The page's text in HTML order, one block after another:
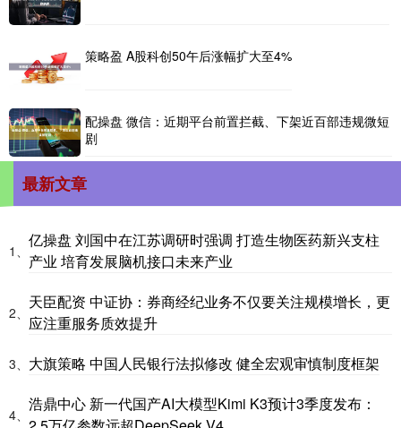
策略盈 A股科创50午后涨幅扩大至4%
配操盘 微信：近期平台前置拦截、下架近百部违规微短
剧
最新文章
1、
亿操盘 刘国中在江苏调研时强调 打造生物医药新兴支柱
产业 培育发展脑机接口未来产业
2、
天臣配资 中证协：券商经纪业务不仅要关注规模增长，更
应注重服务质效提升
3、 大旗策略 中国人民银行法拟修改 健全宏观审慎制度框架
4、
浩鼎中心 新一代国产AI大模型Kimi K3预计3季度发布：